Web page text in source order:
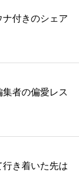
付きのシェア
者の偏愛レス
き着いた先は